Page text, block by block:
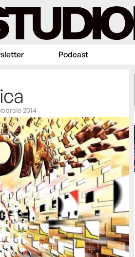
Podcast
2014